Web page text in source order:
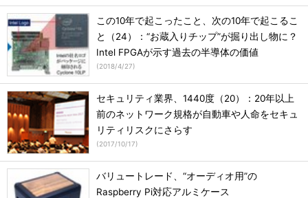
この10年で起こったこと、次の10年で起こるこ
と（24）：“お蔵入りチップ”が掘り出し物に？
Intel FPGAが示す過去の半導体の価値
(2018/4/27)
セキュリティ業界、1440度（20）：20年以上
前のネットワーク規格が自動車や人命をセキュ
リティリスクにさらす
(2017/10/17)
バリュートレード、“オーディオ用”の
Raspberry Pi対応アルミケース